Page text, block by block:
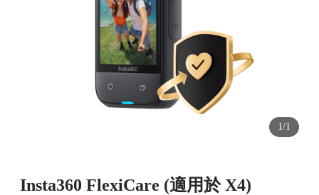
1/1
Insta360 FlexiCare (適用於 X4)